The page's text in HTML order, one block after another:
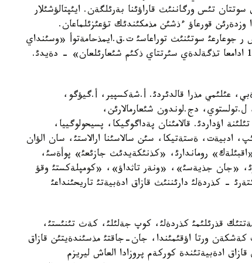
تئس ورگاننئث قاراؤئنا بةرئلگةن. ايئپتالؤشئلار
وزدةرئن قورعاؤ ءذشئن مذمكئندئك تؤعئزئلماعان.
ر جوعارعئ سوتئنئث توراعاسئ ت.ق.ايمذحامةتوأ «وسئنداي
قولدان ذيئمداستئرئلعان جاساندئ ءئس بويئنشا جاثا 14 ادامعا تذگةلدةي سئرتتاي ذكئم شئعارئلعان» - دةيدئ.
عئلئمي مذرا قالدئردئ. أ.شةكسپير، أ.گيؤگو،
دج.لوندون شئعارمالارئن،
اؤداردئ. قالامئنان پةداگوگيكا، پسيحولوگييا،
ادبيةت، ةستةتيكا، سئن سالاسئنا ارالاستئ، سان الؤان
روماندارئ، «كذنئكةيدئث جازئعئ» پوأةسئ،
«جان جذيةسئ»، «ونةر تاثداؤ»، «كومپلةكستئ وقؤ
- كذردةلئ دارئننئث قازاق ادةبيةتئ تاريحئنداعئ
قذرئلئمئ كذردةلئ، كوپ جةلئلئ، كةث تئنئستئ،
ورتا اؤقئمئندا، جان-جاقتئ مذسئندةيتئن قازاق
ادةبيةتئندة كوركةم پروزادا العاش ليريزم